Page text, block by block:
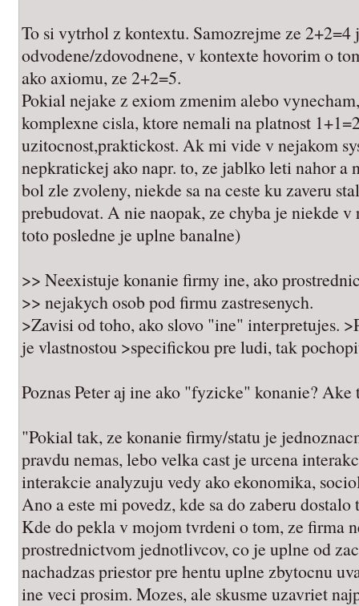
To si vytrhol z kontextu. Samozrejme ze
odvodene/zdovodnene, v kontexte hovorim o
ako axiomu, ze 2+2=5.
Pokial nejake z exiom zmenim alebo
komplexne cisla, ktore nemali na platnost
uzitocnost,praktickost. Ak mi vide v nejakom
nepkratickej ako napr. to, ze jablko leti nahor a
bol zle zvoleny, niekde sa na ceste ku zaveru
prebudovat. A nie naopak, ze chyba je niekde
toto posledne je uplne banalne)
>> Neexistuje konanie firmy ine, ako
>> nejakych osob pod firmu zastresenych.
>Zavisi od toho, ako slovo "ine" interpretujes.
je vlastnostou >specifickou pre ludi, tak
Poznas Peter aj ine ako "fyzicke" konanie? Ake
"Pokial tak, ze konanie firmy/statu je
pravdu nemas, lebo velka cast je urcena
interakcie analyzuju vedy ako ekonomika,
Ano a este mi povedz, kde sa do zaberu dostalo
Kde do pekla v mojom tvrdeni o tom, ze firma
prostrednictvom jednotlivcov, co je uplne od
nachadzas priestor pre hentu uplne zbytocnu
ine veci prosim. Mozes, ale skusme uzavriet